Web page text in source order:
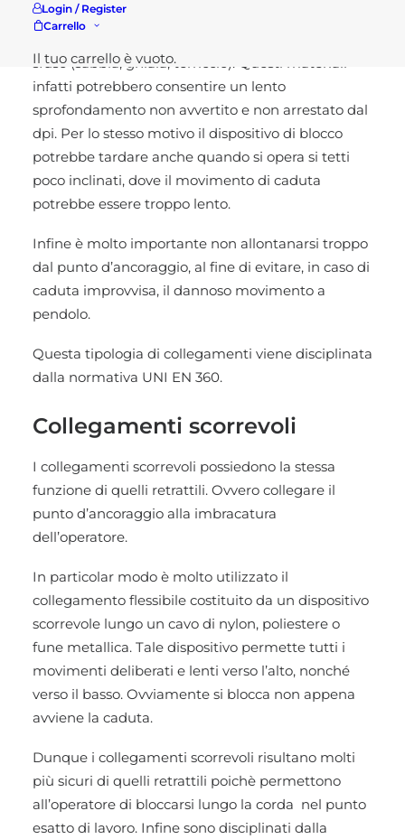
Login / Register
Carrello
Il tuo carrello è vuoto.
non devono essere assolutamente utilizzati
sfuso (sabbia, ghiaia, terriccio). Questi materiali
infatti potrebbero consentire un lento
sprofondamento non avvertito e non arrestato dal
dpi. Per lo stesso motivo il dispositivo di blocco
potrebbe tardare anche quando si opera si tetti
poco inclinati, dove il movimento di caduta
potrebbe essere troppo lento.
Infine è molto importante non allontanarsi troppo
dal punto d’ancoraggio, al fine di evitare, in caso di
caduta improvvisa, il dannoso movimento a
pendolo.
Questa tipologia di collegamenti viene disciplinata
dalla normativa UNI EN 360.
Collegamenti scorrevoli
I collegamenti scorrevoli possiedono la stessa
funzione di quelli retrattili. Ovvero collegare il
punto d’ancoraggio alla imbracatura
dell’operatore.
In particolar modo è molto utilizzato il
collegamento flessibile costituito da un dispositivo
scorrevole lungo un cavo di nylon, poliestere o
fune metallica. Tale dispositivo permette tutti i
movimenti deliberati e lenti verso l’alto, nonché
verso il basso. Ovviamente si blocca non appena
avviene la caduta.
Dunque i collegamenti scorrevoli risultano molti
più sicuri di quelli retrattili poichè permettono
all’operatore di bloccarsi lungo la corda nel punto
esatto di lavoro. Infine sono disciplinati dalla